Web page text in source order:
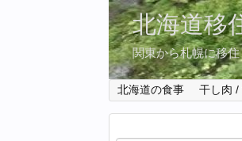
北海道移
関東から札幌に移
北海道の食事 干し肉 /